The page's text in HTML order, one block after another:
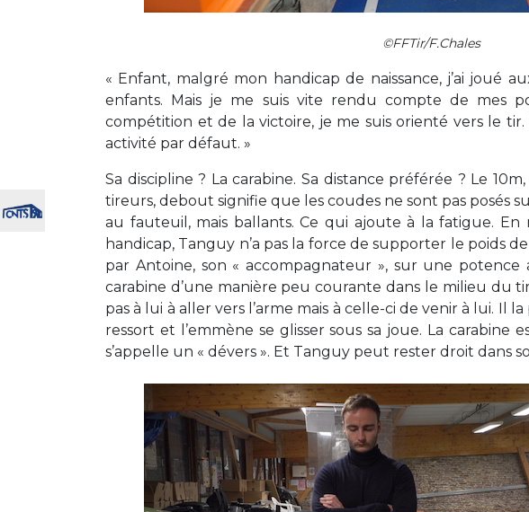
©FFTir/F.Chales
« Enfant, malgré mon handicap de naissance, j’ai joué
enfants. Mais je me suis vite rendu compte de mes
compétition et de la victoire, je me suis orienté vers le
activité par défaut. »
Sa discipline ? La carabine. Sa distance préférée ? Le
tireurs, debout signifie que les coudes ne sont pas posés
au fauteuil, mais ballants. Ce qui ajoute à la fatigue.
handicap, Tanguy n’a pas la force de supporter le poids
par Antoine, son « accompagnateur », sur une potence
carabine d’une manière peu courante dans le milieu du
pas à lui à aller vers l’arme mais à celle-ci de venir à lui. Il
ressort et l’emmène se glisser sous sa joue. La carabine
s’appelle un « dévers ». Et Tanguy peut rester droit dans